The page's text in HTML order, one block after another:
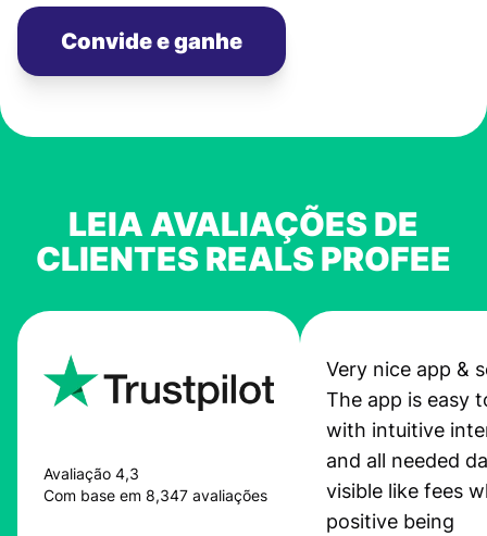
Convide e ganhe
LEIA AVALIAÇÕES DE
CLIENTES REALS PROFEE
Avaliação 4,3
Com base em 8,347 avaliações
Very nice app &
The app is easy
with intuitive
and all needed
visible like fees
positive being